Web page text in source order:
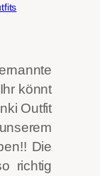
könnt
Outfit
Die
richtig